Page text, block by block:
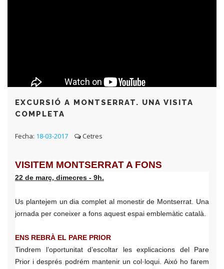
EXCURSIÓ A MONTSERRAT. UNA VISITA
COMPLETA
Fecha: 18-03-2017 Cetres
VISITEM MONTSERRAT A FONS
22 de març, dimecres - 9h.
Us plantejem un dia complet al monestir de Montserrat. Una
jornada per coneixer a fons aquest espai emblemàtic català.
ENS REBRÀ EL PARE PRIOR
Tindrem l’oportunitat d’escoltar les explicacions del Pare
Prior i després podrém mantenir un col·loqui. Aixó ho farem